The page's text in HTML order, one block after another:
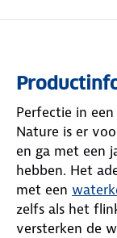
Perfectie in
Nature is er
en ga met een
hebben. Het
met een
zelfs als het
versterken de